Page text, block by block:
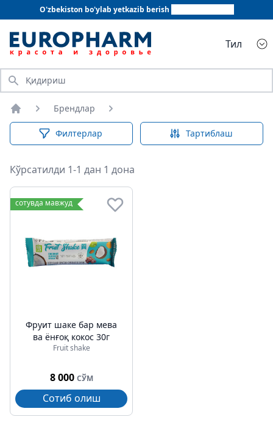
O'zbekiston bo'ylab yetkazib berish
Тил
Қидириш
Бош саҳифа
Брендлар
Филтерлар Тартиблаш
Кўрсатилди 1-1 дан 1 дона
сотувда мавжуд
Фруит шаке бар мева
ва ёнғоқ кокос 30г
Fruit shake
8 000 СЎМ
Сотиб олиш